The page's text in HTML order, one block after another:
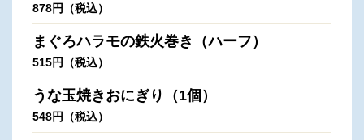
878円（税込）
まぐろハラモの鉄火巻き（ハーフ）
515円（税込）
うな玉焼きおにぎり（1個）
548円（税込）